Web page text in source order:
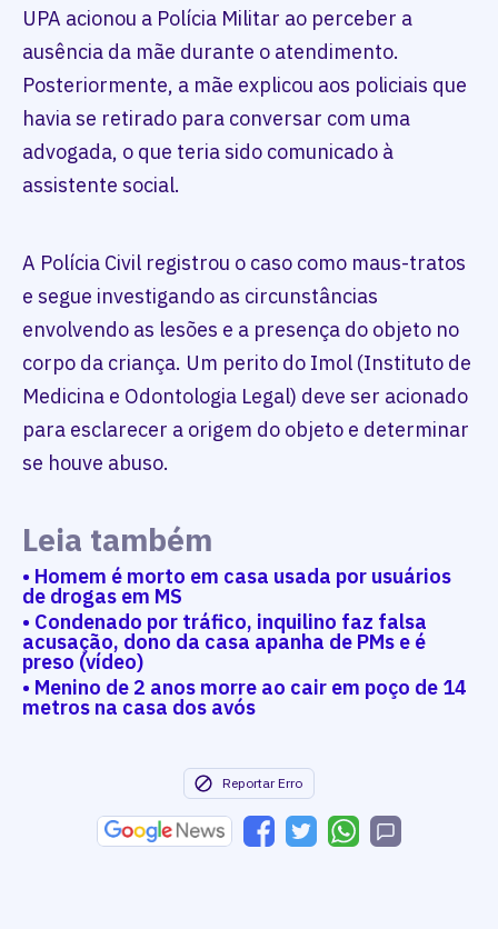
UPA acionou a Polícia Militar ao perceber a
ausência da mãe durante o atendimento.
Posteriormente, a mãe explicou aos policiais que
havia se retirado para conversar com uma
advogada, o que teria sido comunicado à
assistente social.
A Polícia Civil registrou o caso como maus-tratos
e segue investigando as circunstâncias
envolvendo as lesões e a presença do objeto no
corpo da criança. Um perito do Imol (Instituto de
Medicina e Odontologia Legal) deve ser acionado
para esclarecer a origem do objeto e determinar
se houve abuso.
Leia também
• Homem é morto em casa usada por usuários
de drogas em MS
• Condenado por tráfico, inquilino faz falsa
acusação, dono da casa apanha de PMs e é
preso (vídeo)
• Menino de 2 anos morre ao cair em poço de 14
metros na casa dos avós
Reportar Erro